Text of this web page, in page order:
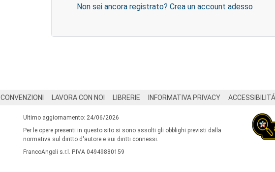
Non sei ancora registrato? Crea un account adesso
CONVENZIONI LAVORA CON NOI LIBRERIE INFORMATIVA PRIVACY ACCESSIBILITÁ
Ultimo aggiornamento: 24/06/2026
Per le opere presenti in questo sito si sono assolti gli obblighi previsti dalla
normativa sul diritto d'autore e sui diritti connessi.
FrancoAngeli s.r.l. P.IVA 04949880159